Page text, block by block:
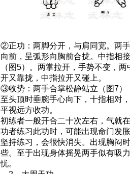
②正功：两脚分开，与肩同宽。两
向前，呈弧形向胸前合拢。中指相
（图5）。两掌拉开，手势不变，
开又靠拢，中指拉开又碰上。
③收势：两手合掌松静站立（图7）
至头顶时垂腕手心向下，十指相对
平视远方收功。
初练者一般开合二十次左右，气就
功者练习此功时，可能出现命门发
坚持练习，会很快消失。出现胸闷
些。至于出现身体摇晃两手似有吸
忧。